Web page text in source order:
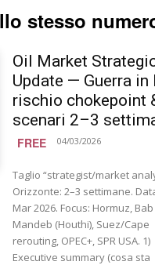
stesso
Oil Market
Update — Guerra in
rischio chokepoint
scenari 2–3
FREE 04/03/2026
Taglio “strategist/market
Orizzonte: 2–3 settimane.
Mar 2026. Focus: Hormuz, Bab el-
Mandeb (Houthi), Suez/Cape
rerouting, OPEC+, SPR USA. 1)
Executive summary (cosa sta